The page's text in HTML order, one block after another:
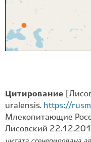
Цитирование
uralensis. https://
Млекопитающие
Лисовский